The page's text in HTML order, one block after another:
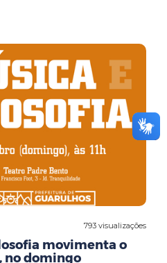
793 visualizações
movimenta o
no domingo